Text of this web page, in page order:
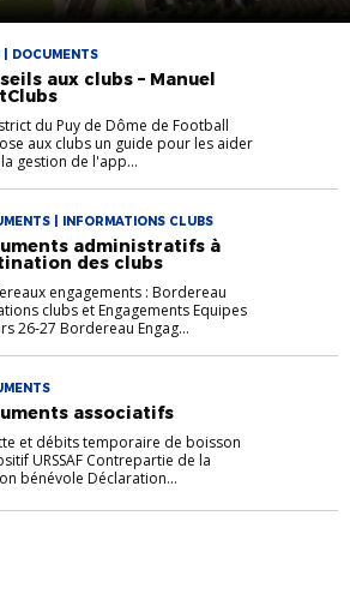
| DOCUMENTS
aux clubs – Manuel
du Puy de Dôme de Football
aux clubs un guide pour les aider
gestion de l'app...
| INFORMATIONS CLUBS
administratifs à
des clubs
engagements : Bordereau
clubs et Engagements Equipes
26-27 Bordereau Engag...
associatifs
et débits temporaire de boisson
URSSAF Contrepartie de la
bénévole Déclaration...